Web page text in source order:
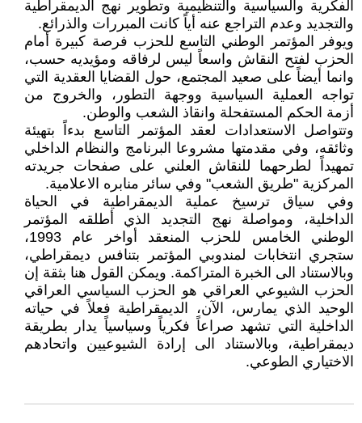
الفكرية والسياسية والتنظيمية وتطوير نهج الديمقراطية
والتجديد وعدم التراجع عنه أياً كانت المبررات والذرائع.
ويوفر المؤتمر الوطني التاسع للحزب فرصة كبيرة أمام
الحزب لفتح النقاش واسعاً ليس لرفاقه ومؤيديه حسب،
وانما أيضاً على صعيد المجتمع، حول القضايا العقدية التي
تواجه العملية السياسية ووجهة التطور، والخروج من
أزمة الحكم المستفحلة وانقاذ الشعب والوطن.
وتتواصل الاستعدادات لعقد المؤتمر التاسع بدءاً بتهيئة
وثائقه، وفي مقدمتها مشروعا البرنامج والنظام الداخلي
تمهيداً لطرحهما للنقاش العلني على صفحات جريدته
المركزية "طريق الشعب" وفي سائر منابره الاعلامية.
وفي سياق ترسيخ عملية الديمقراطية في الحياة
الداخلية، ومواصلة نهج التجديد الذي أطلقه المؤتمر
الوطني الخامس للحزب المنعقد أواخر عام 1993،
ستجري انتخابات لمندوبي المؤتمر بتنافس ديمقراطي،
وبالاستناد الى الخبرة المتراكمة. ويمكن القول هنا بثقة إن
الحزب الشيوعي العراقي هو الحزب السياسي العراقي
الوحيد الذي يمارس، الآن، الديمقراطية فعلاً في حياته
الداخلية التي تشهد صراعاً فكرياً وسياسياً يدار بطريقة
ديمقراطية، وبالاستناد الى إرادة الشيوعيين واتحادهم
الاختياري الطوعي.